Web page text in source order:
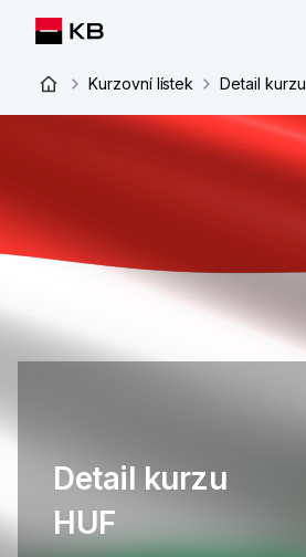
Kurzovní lístek Detail kurzu
Detail kurzu
HUF